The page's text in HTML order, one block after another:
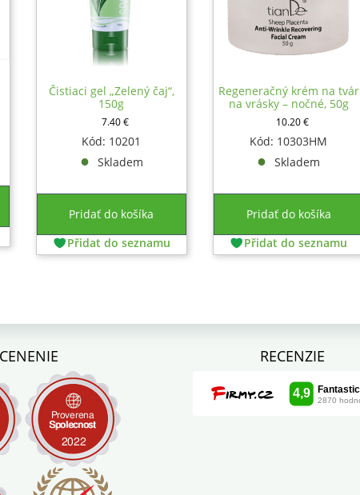
Čistiaci gel „Zelený čaj“,
150g
7.40€
Kód: 10201
Skladem
Pridať do košíka
Přidat do seznamu
Regeneračný krém na tvár
na vrásky – nočné, 50g
10.20€
Kód: 10303HM
Skladem
Pridať do košíka
Přidat do seznamu
RECENZIE